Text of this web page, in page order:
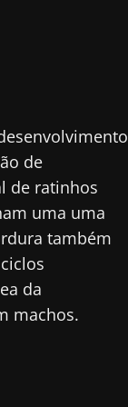
de
de ratinhos
uma uma
também
da
machos.
Microbiota
com
do Biocodex